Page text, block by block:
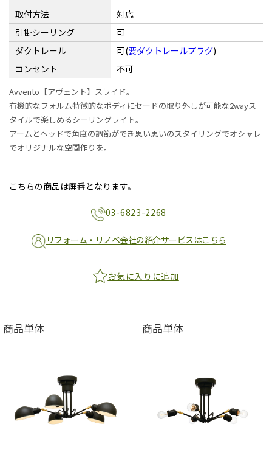
取付方法
対応
引掛シーリング
可
ダクトレール
可(要ダクトレールプラグ)
コンセント
不可
Avvento【アヴェント】スライド。
有機的なフォルム特徴的なボディにセードの取り外しが可能な2wayス
タイルで楽しめるシーリングライト。
アームとヘッドで角度の調節ができ思い思いのスタイリングでオシャレ
でオリジナルな空間作りを。
こちらの商品は廃番となります。
03-6823-2268
リフォーム・リノベ会社の紹介サービスはこちら
お気に入りに追加
商品単体 商品単体